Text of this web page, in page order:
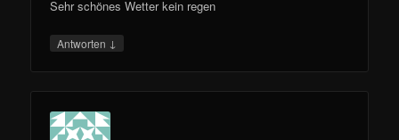
Sehr schönes Wetter kein regen
Antworten ↓